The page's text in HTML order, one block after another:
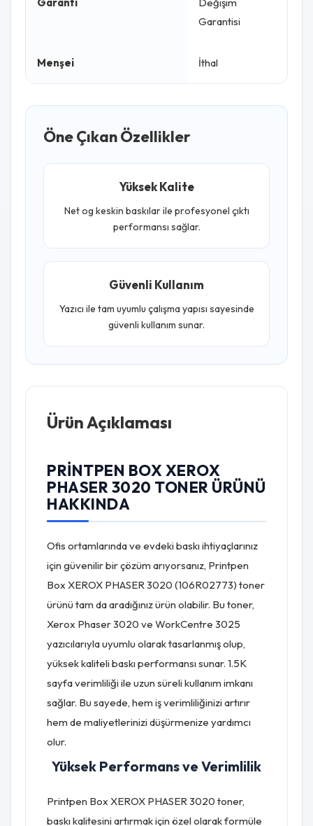
Garantisi
Menşei İthal
Öne Çıkan Özellikler
Yüksek Kalite
Net og keskin baskılar ile profesyonel çıktı
performansı sağlar.
Güvenli Kullanım
Yazıcı ile tam uyumlu çalışma yapısı sayesinde
güvenli kullanım sunar.
Ürün Açıklaması
PRINTPEN BOX XEROX
PHASER 3020 TONER ÜRÜNÜ
HAKKINDA
Ofis ortamlarında ve evdeki baskı ihtiyaçlarınız
için güvenilir bir çözüm arıyorsanız, Printpen
Box XEROX PHASER 3020 (106R02773) toner
ürünü tam da aradığınız ürün olabilir. Bu toner,
Xerox Phaser 3020 ve WorkCentre 3025
yazıcılarıyla uyumlu olarak tasarlanmış olup,
yüksek kaliteli baskı performansı sunar. 1.5K
sayfa verimliliği ile uzun süreli kullanım imkanı
sağlar. Bu sayede, hem iş verimliliğinizi artırır
hem de maliyetlerinizi düşürmenize yardımcı
olur.
Yüksek Performans ve Verimlilik
Printpen Box XEROX PHASER 3020 toner,
baskı kalitesini artırmak için özel olarak formüle